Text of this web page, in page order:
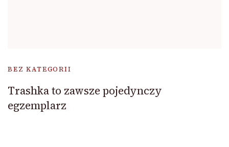
BEZ KATEGORII
Trashka to zawsze pojedynczy
egzemplarz